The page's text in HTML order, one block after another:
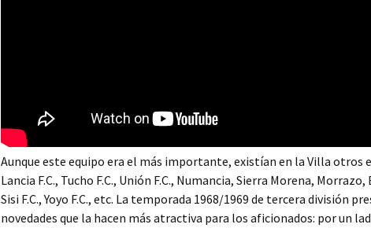
Aunque este equipo era el más importante, existían en la Villa otros
Lancia F.C., Tucho F.C., Unión F.C., Numancia, Sierra Morena,
Sisi F.C., Yoyo F.C., etc. La temporada 1968/1969 de tercera división
novedades que la hacen más atractiva para los aficionados: por un